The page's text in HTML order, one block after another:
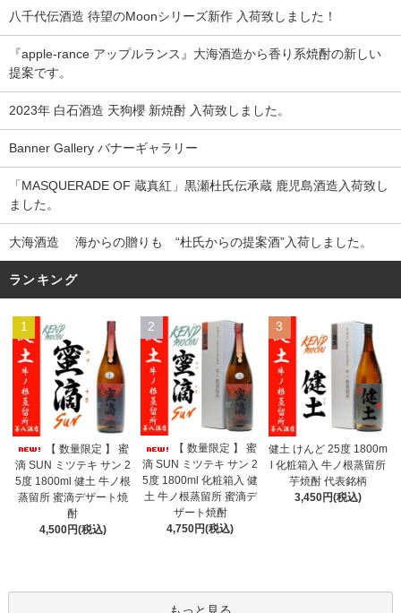
八千代伝酒造 待望のMoonシリーズ新作 入荷致しました！
『apple-rance アップルランス』大海酒造から香り系焼酎の新しい
提案です。
2023年 白石酒造 天狗櫻 新焼酎 入荷致しました。
Banner Gallery バナーギャラリー
「MASQUERADE OF 蔵真紅」黒瀬杜氏伝承蔵 鹿児島酒造入荷致し
ました。
大海酒造 海からの贈りも “杜氏からの提案酒”入荷しました。
ランキング
1
【 数量限定 】 蜜
滴 SUN ミツテキ サン 2
5度 1800ml 健土 牛ノ根
蒸留所 蜜滴デザート焼
酎
4,500円(税込)
2
【 数量限定 】 蜜
滴 SUN ミツテキ サン 2
5度 1800ml 化粧箱入 健
土 牛ノ根蒸留所 蜜滴デ
ザート焼酎
4,750円(税込)
3
健土 けんど 25度 1800m
l 化粧箱入 牛ノ根蒸留所
芋焼酎 代表銘柄
3,450円(税込)